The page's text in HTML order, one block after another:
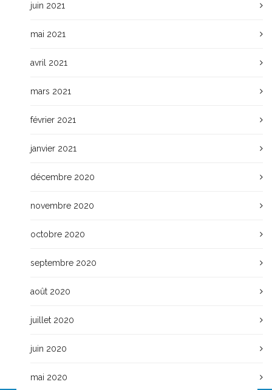
juin 2021
mai 2021
avril 2021
mars 2021
février 2021
janvier 2021
décembre 2020
novembre 2020
octobre 2020
septembre 2020
août 2020
juillet 2020
juin 2020
mai 2020